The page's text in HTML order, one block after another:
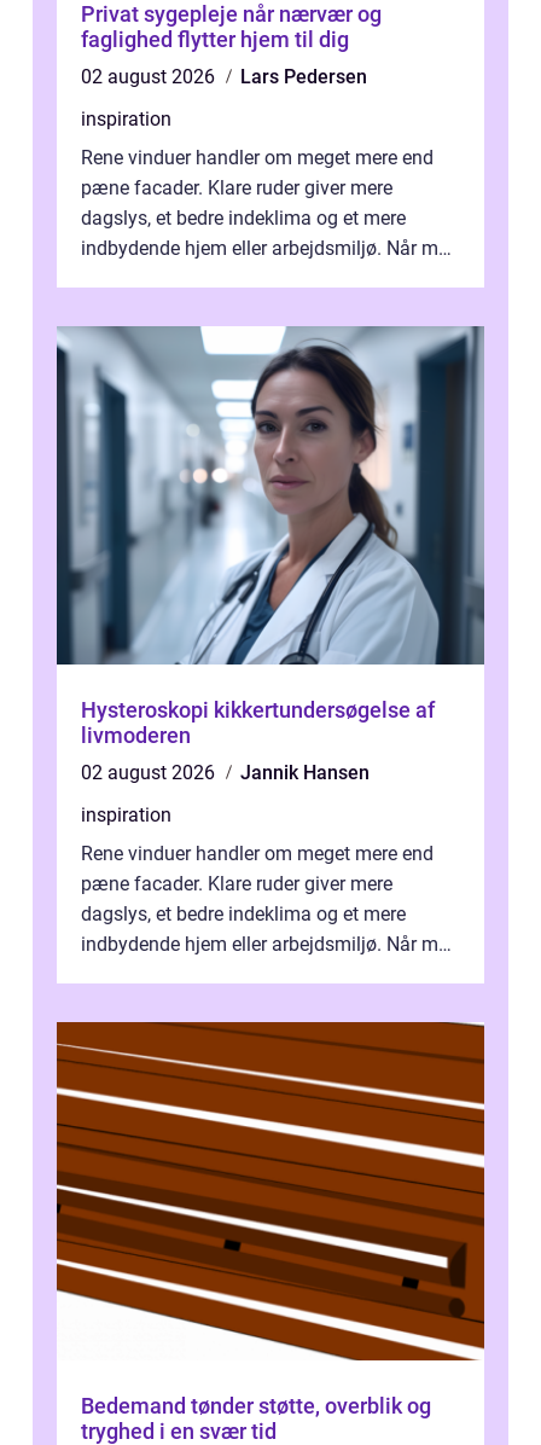
Privat sygepleje når nærvær og
faglighed flytter hjem til dig
02 august 2026
Lars Pedersen
inspiration
Rene vinduer handler om meget mere end
pæne facader. Klare ruder giver mere
dagslys, et bedre indeklima og et mere
indbydende hjem eller arbejdsmiljø. Når man
Hysteroskopi kikkertundersøgelse af
livmoderen
02 august 2026
Jannik Hansen
inspiration
Rene vinduer handler om meget mere end
pæne facader. Klare ruder giver mere
dagslys, et bedre indeklima og et mere
indbydende hjem eller arbejdsmiljø. Når man
Bedemand tønder støtte, overblik og
tryghed i en svær tid